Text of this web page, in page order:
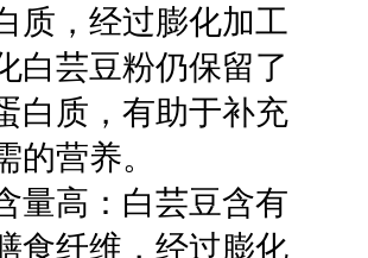
质，经过膨化加工
白芸豆粉仍保留了
白质，有助于补充
的营养。
量高：白芸豆含有
食纤维，经过膨化